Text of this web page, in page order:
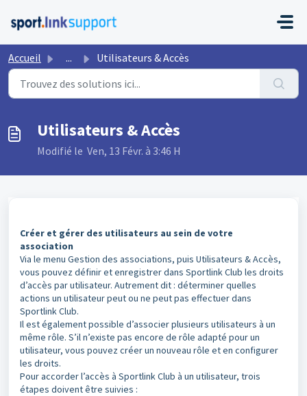
Accueil ... Utilisateurs & Accès
Utilisateurs & Accès
Modifié le Ven, 13 Févr. à 3:46 H
Créer et gérer des utilisateurs au sein de votre
association
Via le menu Gestion des associations, puis Utilisateurs & Accès,
vous pouvez définir et enregistrer dans Sportlink Club les droits
d’accès par utilisateur. Autrement dit : déterminer quelles
actions un utilisateur peut ou ne peut pas effectuer dans
Sportlink Club.
Il est également possible d’associer plusieurs utilisateurs à un
même rôle. S’il n’existe pas encore de rôle adapté pour un
utilisateur, vous pouvez créer un nouveau rôle et en configurer
les droits.
Pour accorder l’accès à Sportlink Club à un utilisateur, trois
étapes doivent être suivies :